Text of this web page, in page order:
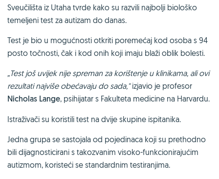
Sveučilišta iz Utaha tvrde kako su razvili najbolji biološko
temeljeni test za autizam do danas.
Test je bio u mogućnosti otkriti poremećaj kod osoba s 94
posto točnosti, čak i kod onih koji imaju blaži oblik bolesti.
„Test još uvijek nije spreman za korištenje u klinikama, ali ovi
rezultati najviše obećavaju do sada,"izjavio je profesor
Nicholas Lange, psihijatar s Fakulteta medicine na Harvardu.
Istraživači su koristili test na dvije skupine ispitanika.
Jedna grupa se sastojala od pojedinaca koji su prethodno
bili dijagnosticirani s takozvanim visoko-funkcionirajućim
autizmom, koristeći se standardnim testiranjima.